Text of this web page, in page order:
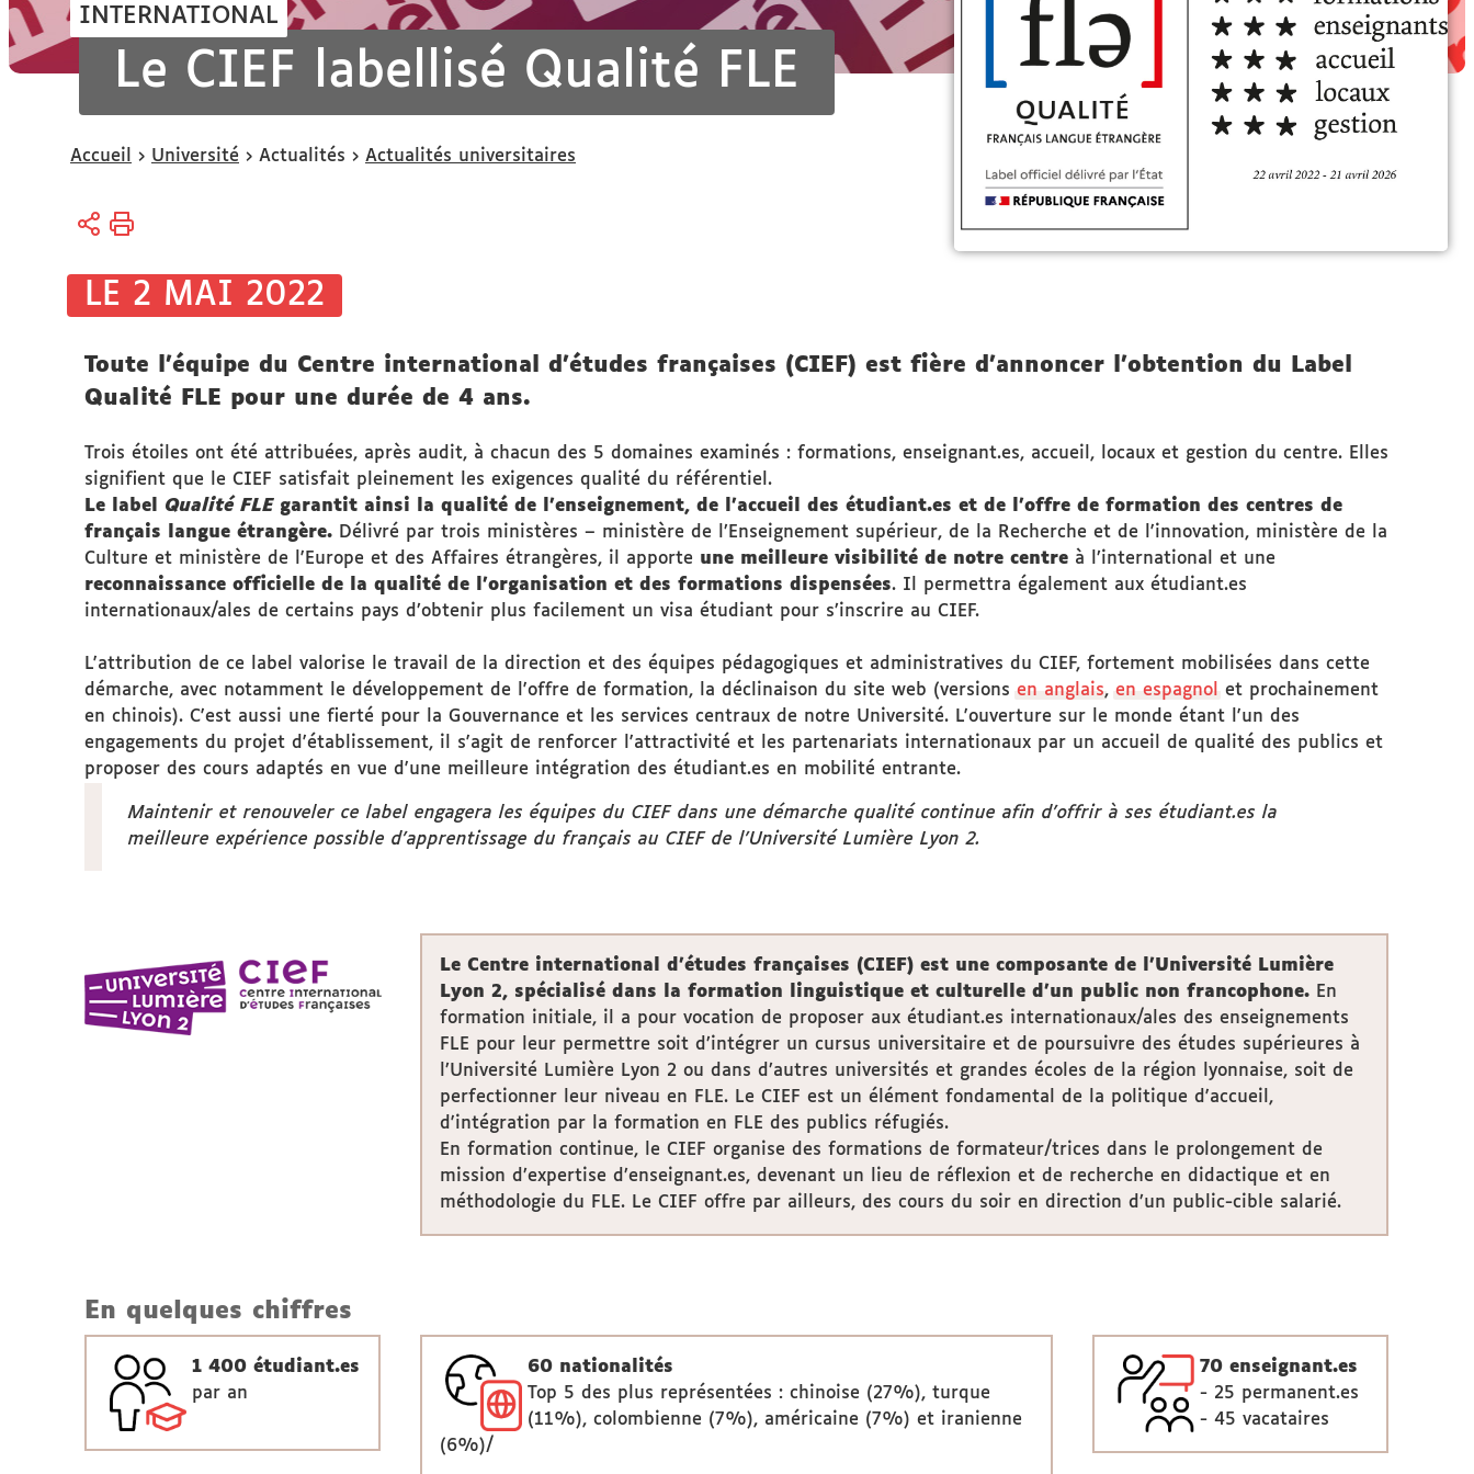
INTERNATIONAL
Le CIEF labellisé Qualité FLE
Vous
ici :
Accueil Université Actualités Actualités universitaires
LE 2 MAI 2022
Toute l’équipe du Centre international d'études françaises (CIEF) est fière d’annoncer l’obtention du Label
Qualité FLE pour une durée de 4 ans.
Trois étoiles ont été attribuées, après audit, à chacun des 5 domaines examinés : formations, enseignant.es, accueil, locaux et gestion du centre. Elles
signifient que le CIEF satisfait pleinement les exigences qualité du référentiel.
Le label Qualité FLE garantit ainsi la qualité de l’enseignement, de l’accueil des étudiant.es et de l’offre de formation des centres de
français langue étrangère. Délivré par trois ministères – ministère de l’Enseignement supérieur, de la Recherche et de l'innovation, ministère de la
Culture et ministère de l'Europe et des Affaires étrangères, il apporte une meilleure visibilité de notre centre à l’international et une
reconnaissance officielle de la qualité de l’organisation et des formations dispensées. Il permettra également aux étudiant.es
internationaux/ales de certains pays d’obtenir plus facilement un visa étudiant pour s’inscrire au CIEF.
L'attribution de ce label valorise le travail de la direction et des équipes pédagogiques et administratives du CIEF, fortement mobilisées dans cette
démarche, avec notamment le développement de l'offre de formation, la déclinaison du site web (versions en anglais, en espagnol
et prochainement
en chinois). C'est aussi une fierté pour la Gouvernance et les services centraux de notre Université. L'ouverture sur le monde étant l'un des
engagements du projet d'établissement, il s'agit de renforcer l'attractivité et les partenariats internationaux par un accueil de qualité des publics et
proposer des cours adaptés en vue d'une meilleure intégration des étudiant.es en mobilité entrante.
Maintenir et renouveler ce label engagera les équipes du CIEF dans une démarche qualité continue afin d'offrir à ses étudiant.es la
meilleure expérience possible d’apprentissage du français au CIEF de l’Université Lumière Lyon 2.
LeCentre international d’études françaises (CIEF) est une composante de l’Université Lumière
Lyon 2, spécialisé dans la formation linguistique et culturelle d’un public non francophone. En
formation initiale, il a pour vocation de proposer aux étudiant.es internationaux/ales des enseignements
FLE pour leur permettre soit d’intégrer un cursus universitaire et de poursuivre des études supérieures à
l’Université Lumière Lyon 2 ou dans d’autres universités et grandes écoles de la région lyonnaise, soit de
perfectionner leur niveau en FLE. Le CIEF est un élément fondamental de la politique d'accueil,
d'intégration par la formation en FLE des publics réfugiés.
En formation continue, le CIEF organise des formations de formateur/trices dans le prolongement de
mission d’expertise d’enseignant.es, devenant un lieu de réflexion et de recherche en didactique et en
méthodologie du FLE. Le CIEF offre par ailleurs, des cours du soir en direction d’un public-cible salarié.
En quelques chiffres
1 400 étudiant.es
par an
60 nationalités
Top 5 des plus représentées : chinoise (27%), turque
(11%), colombienne (7%), américaine (7%) et iranienne
(6%)/
70 enseignant.es
- 25 permanent.es
- 45 vacataires